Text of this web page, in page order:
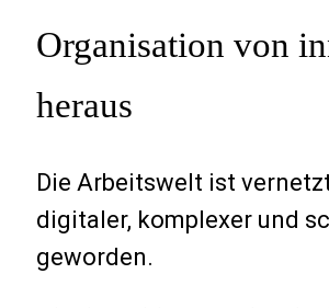
Organisation von
heraus
Die Arbeitswelt ist
digitaler, komplexer und
geworden.